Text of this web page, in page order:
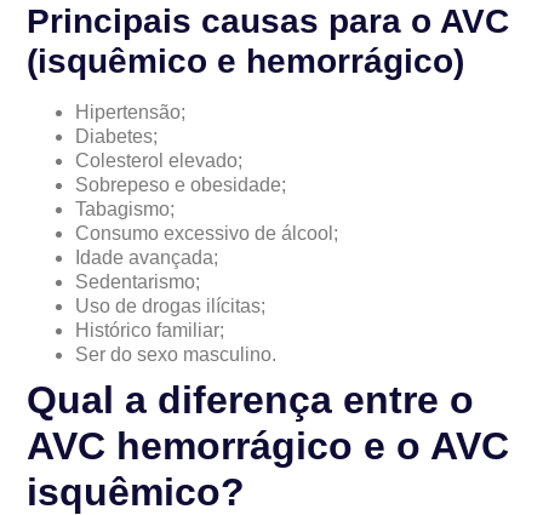
Principais causas para o AVC
(isquêmico e hemorrágico)
Hipertensão;
Diabetes;
Colesterol elevado;
Sobrepeso e obesidade;
Tabagismo;
Consumo excessivo de álcool;
Idade avançada;
Sedentarismo;
Uso de drogas ilícitas;
Histórico familiar;
Ser do sexo masculino.
Qual a diferença entre o
AVC hemorrágico e o AVC
isquêmico?